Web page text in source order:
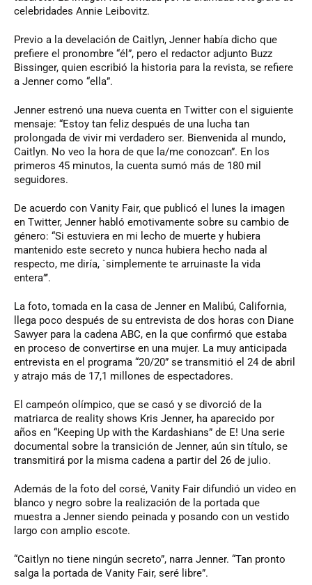
celebridades Annie Leibovitz.
Previo a la develación de Caitlyn, Jenner había dicho que
prefiere el pronombre “él”, pero el redactor adjunto Buzz
Bissinger, quien escribió la historia para la revista, se refiere
a Jenner como “ella”.
Jenner estrenó una nueva cuenta en Twitter con el siguiente
mensaje: “Estoy tan feliz después de una lucha tan
prolongada de vivir mi verdadero ser. Bienvenida al mundo,
Caitlyn. No veo la hora de que la/me conozcan”. En los
primeros 45 minutos, la cuenta sumó más de 180 mil
seguidores.
De acuerdo con Vanity Fair, que publicó el lunes la imagen
en Twitter, Jenner habló emotivamente sobre su cambio de
género: “Si estuviera en mi lecho de muerte y hubiera
mantenido este secreto y nunca hubiera hecho nada al
respecto, me diría, `simplemente te arruinaste la vida
entera”’.
La foto, tomada en la casa de Jenner en Malibú, California,
llega poco después de su entrevista de dos horas con Diane
Sawyer para la cadena ABC, en la que confirmó que estaba
en proceso de convertirse en una mujer. La muy anticipada
entrevista en el programa “20/20” se transmitió el 24 de abril
y atrajo más de 17,1 millones de espectadores.
El campeón olímpico, que se casó y se divorció de la
matriarca de reality shows Kris Jenner, ha aparecido por
años en “Keeping Up with the Kardashians” de E! Una serie
documental sobre la transición de Jenner, aún sin título, se
transmitirá por la misma cadena a partir del 26 de julio.
Además de la foto del corsé, Vanity Fair difundió un video en
blanco y negro sobre la realización de la portada que
muestra a Jenner siendo peinada y posando con un vestido
largo con amplio escote.
“Caitlyn no tiene ningún secreto”, narra Jenner. “Tan pronto
salga la portada de Vanity Fair, seré libre”.